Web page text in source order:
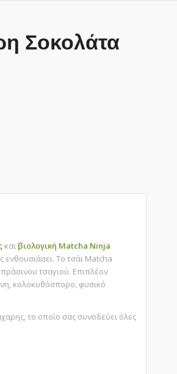
Σοκολάτα
και βιολογική Matcha Ninja
Το τσάι Matcha
πράσινου τσαγιού. Επιπλέον
κολοκυθόσπορο, φυσικό
το οποίο σας συνοδεύει όλες